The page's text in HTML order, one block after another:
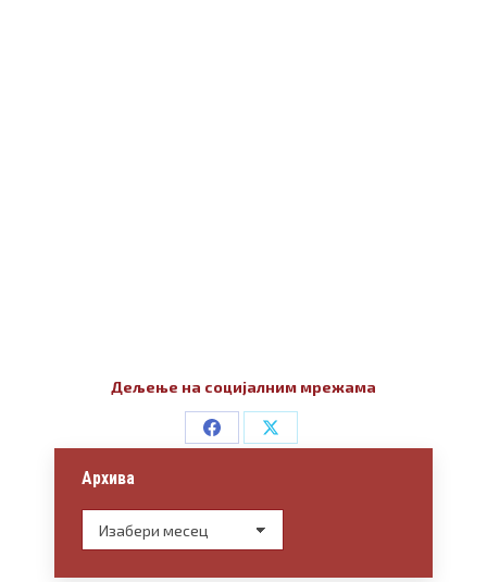
Дељење на социјалним мрежама
Share
Facebook
Share
X
Архива
Архива